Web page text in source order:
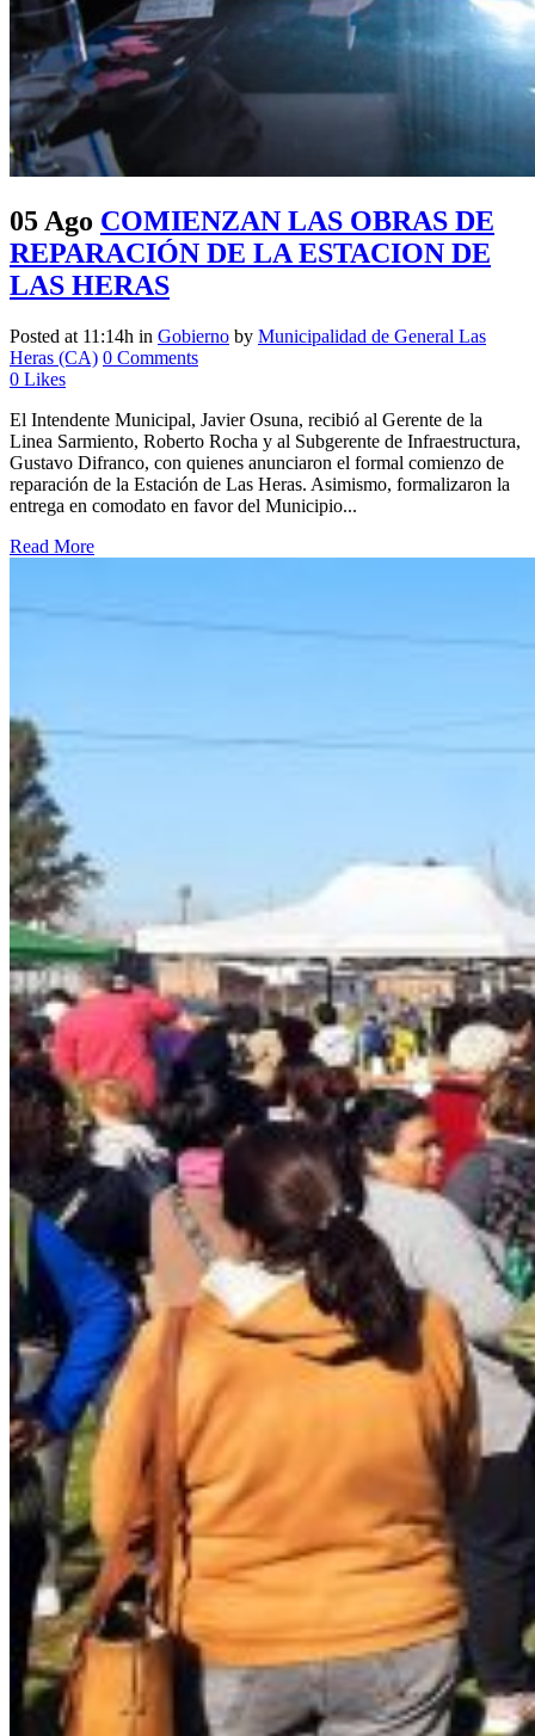
05 Ago COMIENZAN LAS OBRAS DE
REPARACIÓN DE LA ESTACION DE
LAS HERAS
Posted at 11:14h in Gobierno by Municipalidad de General Las
Heras (CA) 0 Comments
0 Likes
El Intendente Municipal, Javier Osuna, recibió al Gerente de la
Linea Sarmiento, Roberto Rocha y al Subgerente de Infraestructura,
Gustavo Difranco, con quienes anunciaron el formal comienzo de
reparación de la Estación de Las Heras. Asimismo, formalizaron la
entrega en comodato en favor del Municipio...
Read More